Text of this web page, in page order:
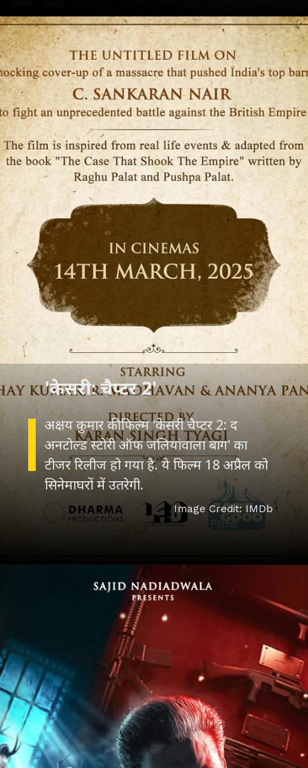
अक्षय कुमार की फिल्म 'केसरी चैप्टर 2: द
अनटोल्ड स्टोरी ऑफ जलियांवाला बाग' का
टीजर रिलीज हो गया है. ये फिल्म 18 अप्रैल को
'केसरी: चैप्टर 2'
Image Credit: IMDb